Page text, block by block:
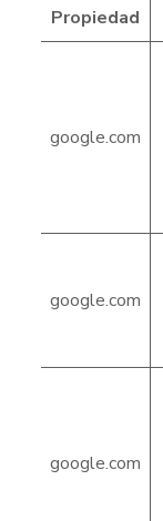
Propiedad
google.com
google.com
google.com